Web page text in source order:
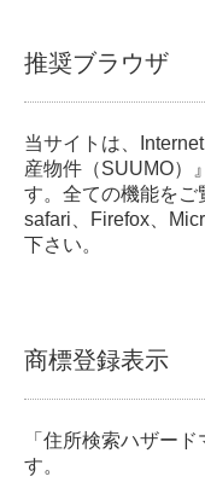
推奨ブラウザ
当サイトは、
産物件（SUUMO）
す。全ての機能をご
safari、Firefox、
下さい。
商標登録表示
「住所検索ハザー
す。